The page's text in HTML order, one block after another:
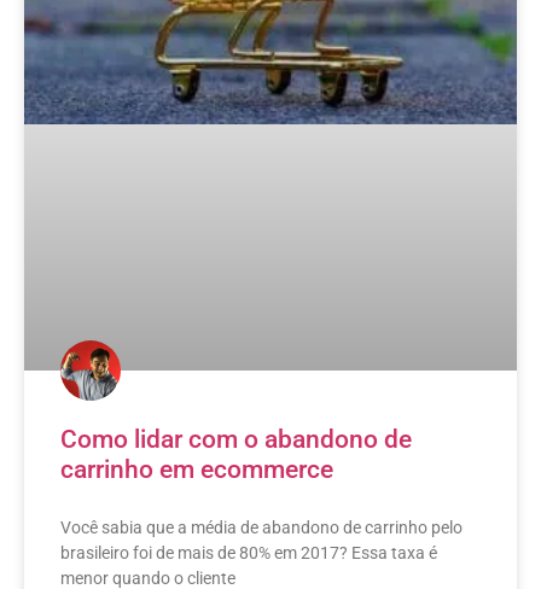
Como lidar com o abandono de
carrinho em ecommerce
Você sabia que a média de abandono de carrinho pelo
brasileiro foi de mais de 80% em 2017? Essa taxa é
menor quando o cliente